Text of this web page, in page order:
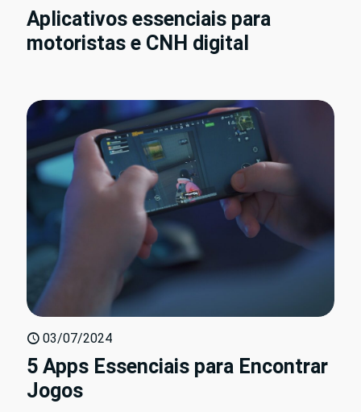
Aplicativos essenciais para
motoristas e CNH digital
03/07/2024
5 Apps Essenciais para Encontrar
Jogos